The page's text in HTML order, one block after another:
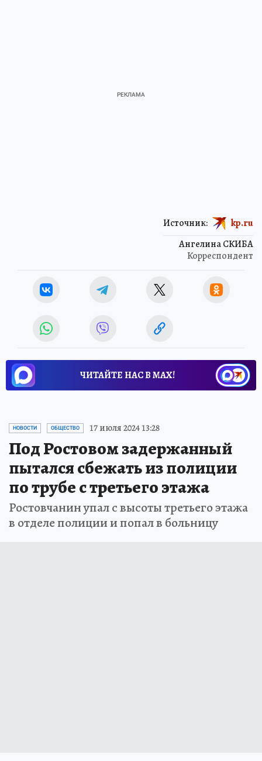
Ангелина СКИБА
Корреспондент
Источник: kp.ru
ЧИТАЙТЕ НАС В МАХ!
НОВОСТИ ОБЩЕСТВО 17 июля 2024 13:28
Под Ростовом задержанный
пытался сбежать из полиции
по трубе с третьего этажа
Ростовчанин упал с высоты третьего этажа
в отделе полиции и попал в больницу